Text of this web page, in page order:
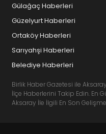
Gülağaç Haberleri
Güzelyurt Haberleri
Ortaköy Haberleri
Sarıyahşi Haberleri
Belediye Haberleri
Birlik Haber Gazetesi ile
İlçe Haberlerini Takip Edin. En
Aksaray İle İlgili En Son